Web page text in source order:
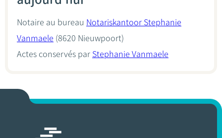
Notaire au bureau Notariskantoor Stephanie
Vanmaele (8620 Nieuwpoort)
Actes conservés par Stephanie Vanmaele